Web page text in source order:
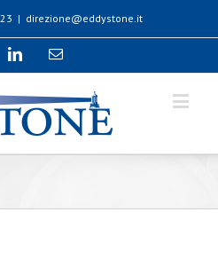
| direzione@eddystone.it